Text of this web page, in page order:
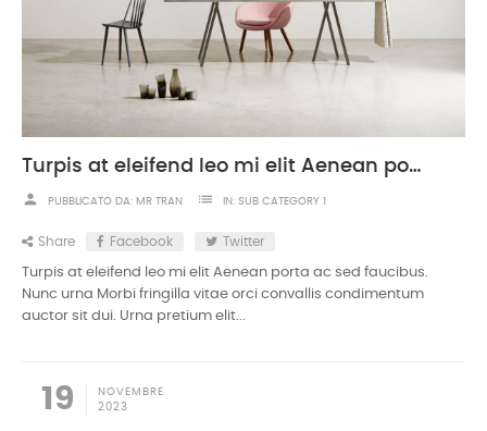
Turpis at eleifend leo mi elit Aenean porta ac sed faucibus
Share Facebook Twitter
person PUBBLICATO DA: MR TRAN list IN: SUB CATEGORY 1
NOVEMBRE
19 2023
Turpis at eleifend leo mi elit Aenean porta ac sed faucibus.
Nunc urna Morbi fringilla vitae orci convallis condimentum
auctor sit dui. Urna pretium elit...